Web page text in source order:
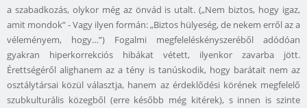
a szabadkozás, olykor még az önvád is utalt. („Nem biztos, hogy igaz,
amit mondok” - Vagy ilyen formán: „Biztos hülyeség, de nekem erről az a
véleményem, hogy…”) Fogalmi megfeleléskényszeréből adódóan
gyakran hiperkorrekciós hibákat vétett, ilyenkor zavarba jött.
Érettségéről alighanem az a tény is tanúskodik, hogy barátait nem az
osztálytársai közül választja, hanem az érdeklődési körének megfelelő
szubkulturális közegből (erre később még kitérek), s innen is szinte